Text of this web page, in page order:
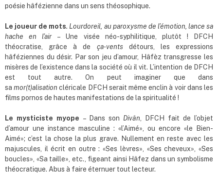
poésie hâfézienne dans un sens théosophique.
Le joueur de mots. Lourdoreil, au paroxysme de l’émotion, lance sa
hache en l’air – Une visée néo-syphilitique, plutôt ! DFCH
théocratise, grâce à de ça-ventsdétours, les expressions
hâféziennes du désir. Par son jeu d’amour, Hâfèz transgresse les
misères de l’existence dans la société où il vit. L’intention de DFCH
est tout autre. On peut imaginer que dans
samor(t)alisation cléricale DFCH serait même enclin à voir dans les
films pornos de hautes manifestations de la spiritualité !
Le mysticiste myope – Dans son Divân , DFCH fait de l’objet
d’amour une instance masculine : «l’Aimé», ou encore «le Bien-
Aimé»; c’est la chose la plus grave. Nullement en reste avec les
majuscules, il écrit en outre : «Ses lèvres», «Ses cheveux», «Ses
boucles», «Sa taille», etc., figeant ainsi Hâfez dans un symbolisme
théocratique. Abus à faire éternuer tout lecteur.